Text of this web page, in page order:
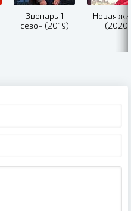
Звонарь 1
сезон (2019)
Новая
(2020)